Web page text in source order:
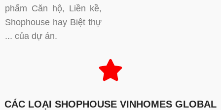
phẩm Căn hộ, Liền kề,
Shophouse hay Biệt thự
... của dự án.
CÁC LOẠI SHOPHOUSE VINHOMES GLOBAL